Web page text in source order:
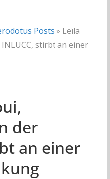
Posts » Leïla
stirbt an einer
der
an einer